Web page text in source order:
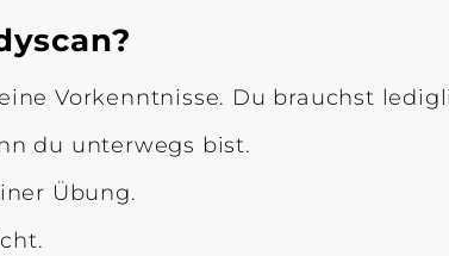
Vorkenntnisse. Du brauchst
du unterwegs bist.
Übung.